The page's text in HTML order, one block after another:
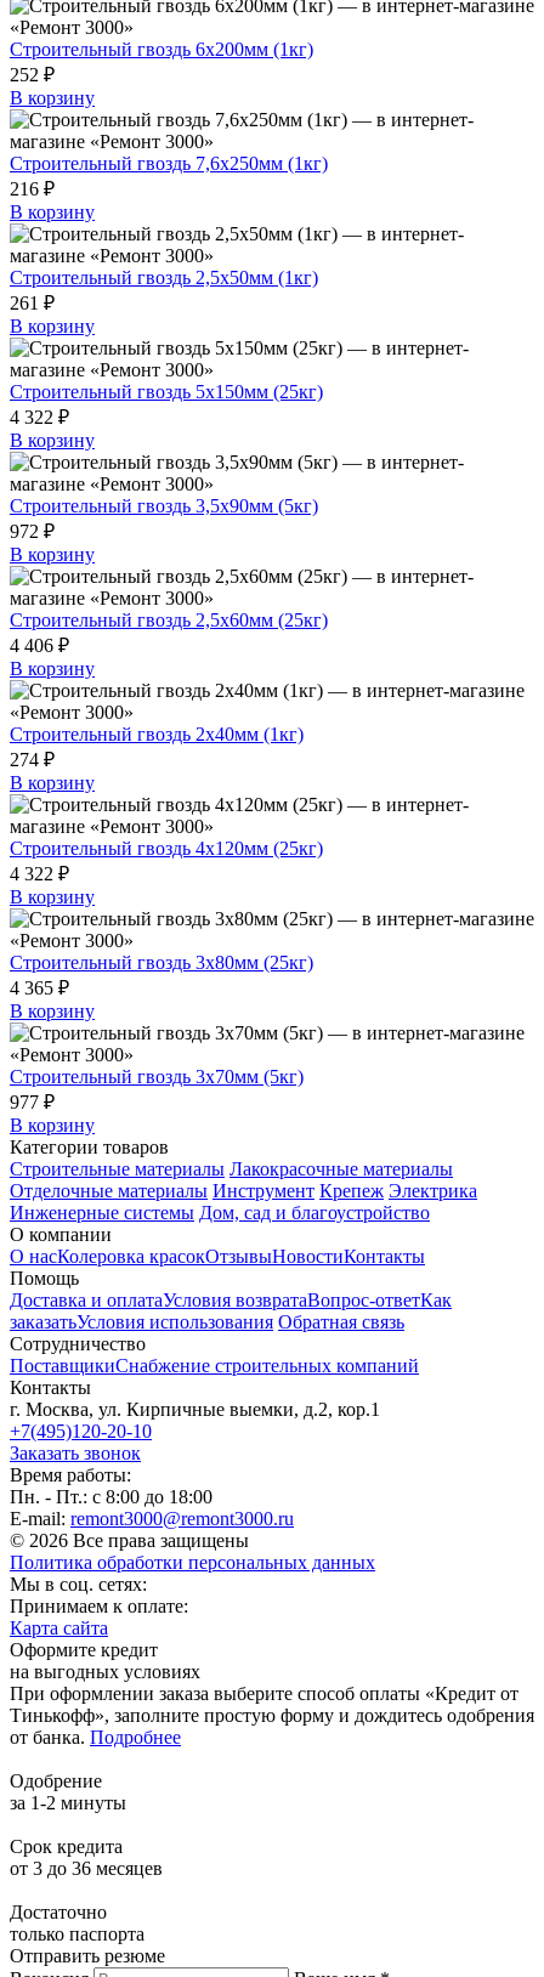
Строительный гвоздь 6х200мм (1кг)
252 ₽
В корзину
Строительный гвоздь 7,6х250мм (1кг)
216 ₽
В корзину
Строительный гвоздь 2,5х50мм (1кг)
261 ₽
В корзину
Строительный гвоздь 5х150мм (25кг)
4 322 ₽
В корзину
Строительный гвоздь 3,5х90мм (5кг)
972 ₽
В корзину
Строительный гвоздь 2,5х60мм (25кг)
4 406 ₽
В корзину
Строительный гвоздь 2х40мм (1кг)
274 ₽
В корзину
Строительный гвоздь 4х120мм (25кг)
4 322 ₽
В корзину
Строительный гвоздь 3х80мм (25кг)
4 365 ₽
В корзину
Строительный гвоздь 3х70мм (5кг)
977 ₽
В корзину
Категории товаров
Строительные материалы Лакокрасочные материалы
Отделочные материалы Инструмент Крепеж Электрика
Инженерные системы Дом, сад и благоустройство
О компании
О насКолеровка красокОтзывыНовостиКонтакты
Помощь
Доставка и оплатаУсловия возвратаВопрос-ответКак
заказатьУсловия использования Обратная связь
Сотрудничество
ПоставщикиСнабжение строительных компаний
Контакты
г. Москва, ул. Кирпичные выемки, д.2, кор.1
+7(495)120-20-10
Заказать звонок
Время работы:
Пн. - Пт.: с 8:00 до 18:00
E-mail: remont3000@remont3000.ru
© 2026 Все права защищены
Политика обработки персональных данных
Мы в соц. сетях:
Принимаем к оплате:
Карта сайта
Оформите кредит
на выгодных условиях
При оформлении заказа выберите способ оплаты «Кредит от
Тинькофф», заполните простую форму и дождитесь одобрения
от банка. Подробнее
Одобрение
за 1-2 минуты
Срок кредита
от 3 до 36 месяцев
Достаточно
только паспорта
Отправить резюме